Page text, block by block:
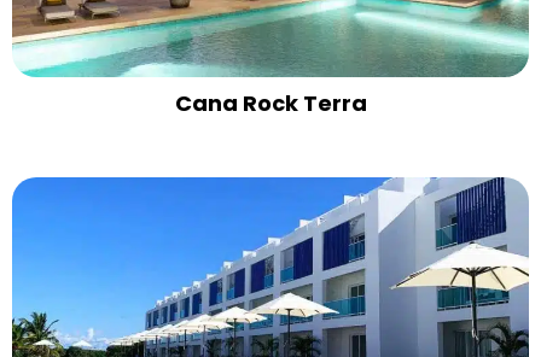
Cana Rock Terra